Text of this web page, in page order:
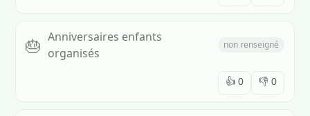
🎂 Anniversaires enfants
organisés
non renseigné
👍 0 👎 0